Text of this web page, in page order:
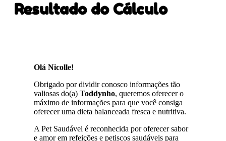
Resultado do Cálculo
Olá Nicolle!
Obrigado por dividir conosco informações tão
valiosas do(a)Toddynho, queremos oferecer o
máximo de informações para que você consiga
oferecer uma dieta balanceada fresca e nutritiva.
A Pet Saudável é reconhecida por oferecer sabor
e amor em refeições e petiscos saudáveis para